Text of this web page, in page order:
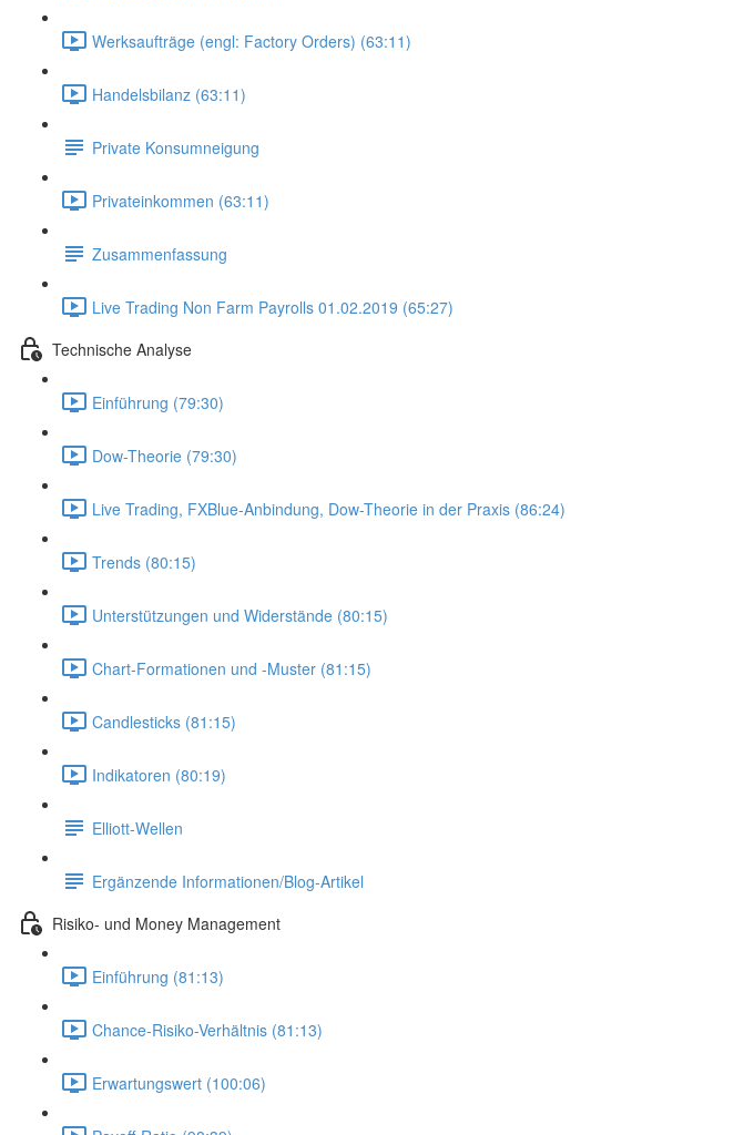
Werksaufträge (engl: Factory Orders) (63:11)
Handelsbilanz (63:11)
Private Konsumneigung
Privateinkommen (63:11)
Zusammenfassung
Live Trading Non Farm Payrolls 01.02.2019 (65:27)
Technische Analyse
Einführung (79:30)
Dow-Theorie (79:30)
Live Trading, FXBlue-Anbindung, Dow-Theorie in der Praxis (86:24)
Trends (80:15)
Unterstützungen und Widerstände (80:15)
Chart-Formationen und -Muster (81:15)
Candlesticks (81:15)
Indikatoren (80:19)
Elliott-Wellen
Ergänzende Informationen/Blog-Artikel
Risiko- und Money Management
Einführung (81:13)
Chance-Risiko-Verhältnis (81:13)
Erwartungswert (100:06)